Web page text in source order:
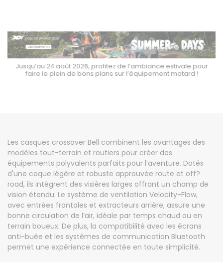
Jusqu’au 24 août 2026, profitez de l’ambiance estivale pour
faire le plein de bons plans sur l’équipement motard !
Les casques crossover Bell combinent les avantages des
modèles tout-terrain et routiers pour créer des
équipements polyvalents parfaits pour l’aventure. Dotés
d'une coque légère et robuste approuvée route et off?
road, ils intègrent des visières larges offrant un champ de
vision étendu. Le système de ventilation Velocity-Flow,
avec entrées frontales et extracteurs arrière, assure une
bonne circulation de l’air, idéale par temps chaud ou en
terrain boueux. De plus, la compatibilité avec les écrans
anti-buée et les systèmes de communication Bluetooth
permet une expérience connectée en toute simplicité.